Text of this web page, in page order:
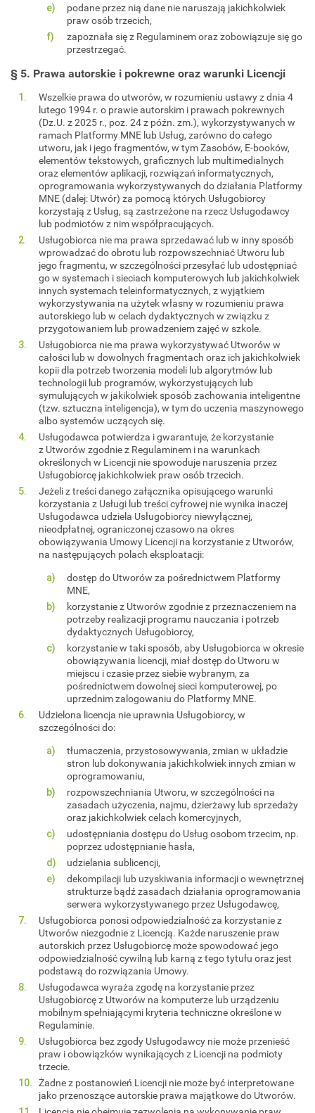
podane przez nią dane nie naruszają jakichkolwiek
praw osób trzecich,
zapoznała się z Regulaminem oraz zobowiązuje się go
przestrzegać.
§ 5. Prawa autorskie i pokrewne oraz warunki Licencji
Wszelkie prawa do utworów, w rozumieniu ustawy z dnia 4
lutego 1994 r. o prawie autorskim i prawach pokrewnych
(Dz.U. z 2025 r., poz. 24 z późn. zm.), wykorzystywanych w
ramach Platformy MNE lub Usług, zarówno do całego
utworu, jak i jego fragmentów, w tym Zasobów, E-booków,
elementów tekstowych, graficznych lub multimedialnych
oraz elementów aplikacji, rozwiązań informatycznych,
oprogramowania wykorzystywanych do działania Platformy
MNE (dalej: Utwór) za pomocą których Usługobiorcy
korzystają z Usług, są zastrzeżone na rzecz Usługodawcy
lub podmiotów z nim współpracujących.
Usługobiorca nie ma prawa sprzedawać lub w inny sposób
wprowadzać do obrotu lub rozpowszechniać Utworu lub
jego fragmentu, w szczególności przesyłać lub udostępniać
go w systemach i sieciach komputerowych lub jakichkolwiek
innych systemach teleinformatycznych, z wyjątkiem
wykorzystywania na użytek własny w rozumieniu prawa
autorskiego lub w celach dydaktycznych w związku z
przygotowaniem lub prowadzeniem zajęć w szkole.
Usługobiorca nie ma prawa wykorzystywać Utworów w
całości lub w dowolnych fragmentach oraz ich jakichkolwiek
kopii dla potrzeb tworzenia modeli lub algorytmów lub
technologii lub programów, wykorzystujących lub
symulujących w jakikolwiek sposób zachowania inteligentne
(tzw. sztuczna inteligencja), w tym do uczenia maszynowego
albo systemów uczących się.
Usługodawca potwierdza i gwarantuje, że korzystanie
z Utworów zgodnie z Regulaminem i na warunkach
określonych w Licencji nie spowoduje naruszenia przez
Usługobiorcę jakichkolwiek praw osób trzecich.
Jeżeli z treści danego załącznika opisującego warunki
korzystania z Usługi lub treści cyfrowej nie wynika inaczej
Usługodawca udziela Usługobiorcy niewyłącznej,
nieodpłatnej, ograniczonej czasowo na okres
obowiązywania Umowy Licencji na korzystanie z Utworów,
na następujących polach eksploatacji:
dostęp do Utworów za pośrednictwem Platformy
MNE,
korzystanie z Utworów zgodnie z przeznaczeniem na
potrzeby realizacji programu nauczania i potrzeb
dydaktycznych Usługobiorcy,
korzystanie w taki sposób, aby Usługobiorca w okresie
obowiązywania licencji, miał dostęp do Utworu w
miejscu i czasie przez siebie wybranym, za
pośrednictwem dowolnej sieci komputerowej, po
uprzednim zalogowaniu do Platformy MNE.
Udzielona licencja nie uprawnia Usługobiorcy, w
szczególności do:
tłumaczenia, przystosowywania, zmian w układzie
stron lub dokonywania jakichkolwiek innych zmian w
oprogramowaniu,
rozpowszechniania Utworu, w szczególności na
zasadach użyczenia, najmu, dzierżawy lub sprzedaży
oraz jakichkolwiek celach komercyjnych,
udostępniania dostępu do Usług osobom trzecim, np.
poprzez udostępnianie hasła,
udzielania sublicencji,
dekompilacji lub uzyskiwania informacji o wewnętrznej
strukturze bądź zasadach działania oprogramowania
serwera wykorzystywanego przez Usługodawcę,
Usługobiorca ponosi odpowiedzialność za korzystanie z
Utworów niezgodnie z Licencją. Każde naruszenie praw
autorskich przez Usługobiorcę może spowodować jego
odpowiedzialność cywilną lub karną z tego tytułu oraz jest
podstawą do rozwiązania Umowy.
Usługodawca wyraża zgodę na korzystanie przez
Usługobiorcę z Utworów na komputerze lub urządzeniu
mobilnym spełniającymi kryteria techniczne określone w
Regulaminie.
Usługobiorca bez zgody Usługodawcy nie może przenieść
praw i obowiązków wynikających z Licencji na podmioty
trzecie.
Żadne z postanowień Licencji nie może być interpretowane
jako przenoszące autorskie prawa majątkowe do Utworów.